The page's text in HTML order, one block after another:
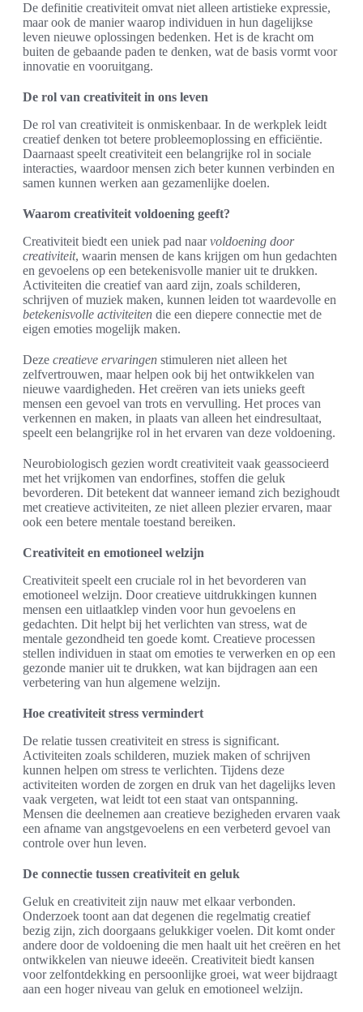
De definitie creativiteit omvat niet alleen artistieke expressie,
maar ook de manier waarop individuen in hun dagelijkse
leven nieuwe oplossingen bedenken. Het is de kracht om
buiten de gebaande paden te denken, wat de basis vormt voor
innovatie en vooruitgang.
De rol van creativiteit in ons leven
De rol van creativiteit is onmiskenbaar. In de werkplek leidt
creatief denken tot betere probleemoplossing en efficiëntie.
Daarnaast speelt creativiteit een belangrijke rol in sociale
interacties, waardoor mensen zich beter kunnen verbinden en
samen kunnen werken aan gezamenlijke doelen.
Waarom creativiteit voldoening geeft?
Creativiteit biedt een uniek pad naarvoldoening door
creativiteit, waarin mensen de kans krijgen om hun gedachten
en gevoelens op een betekenisvolle manier uit te drukken.
Activiteiten die creatief van aard zijn, zoals schilderen,
schrijven of muziek maken, kunnen leiden tot waardevolle en
betekenisvolle activiteiten die een diepere connectie met de
eigen emoties mogelijk maken.
Deze creatieve ervaringen stimuleren niet alleen het
zelfvertrouwen, maar helpen ook bij het ontwikkelen van
nieuwe vaardigheden. Het creëren van iets unieks geeft
mensen een gevoel van trots en vervulling. Het proces van
verkennen en maken, in plaats van alleen het eindresultaat,
speelt een belangrijke rol in het ervaren van deze voldoening.
Neurobiologisch gezien wordt creativiteit vaak geassocieerd
met het vrijkomen van endorfines, stoffen die geluk
bevorderen. Dit betekent dat wanneer iemand zich bezighoudt
met creatieve activiteiten, ze niet alleen plezier ervaren, maar
ook een betere mentale toestand bereiken.
Creativiteit en emotioneel welzijn
Creativiteit speelt een cruciale rol in het bevorderen van
emotioneel welzijn. Door creatieve uitdrukkingen kunnen
mensen een uitlaatklep vinden voor hun gevoelens en
gedachten. Dit helpt bij het verlichten van stress, wat de
mentale gezondheid ten goede komt. Creatieve processen
stellen individuen in staat om emoties te verwerken en op een
gezonde manier uit te drukken, wat kan bijdragen aan een
verbetering van hun algemene welzijn.
Hoe creativiteit stress vermindert
De relatie tussen creativiteit en stress is significant.
Activiteiten zoals schilderen, muziek maken of schrijven
kunnen helpen om stress te verlichten. Tijdens deze
activiteiten worden de zorgen en druk van het dagelijks leven
vaak vergeten, wat leidt tot een staat van ontspanning.
Mensen die deelnemen aan creatieve bezigheden ervaren vaak
een afname van angstgevoelens en een verbeterd gevoel van
controle over hun leven.
De connectie tussen creativiteit en geluk
Geluk en creativiteit zijn nauw met elkaar verbonden.
Onderzoek toont aan dat degenen die regelmatig creatief
bezig zijn, zich doorgaans gelukkiger voelen. Dit komt onder
andere door de voldoening die men haalt uit het creëren en het
ontwikkelen van nieuwe ideeën. Creativiteit biedt kansen
voor zelfontdekking en persoonlijke groei, wat weer bijdraagt
aan een hoger niveau van geluk en emotioneel welzijn.